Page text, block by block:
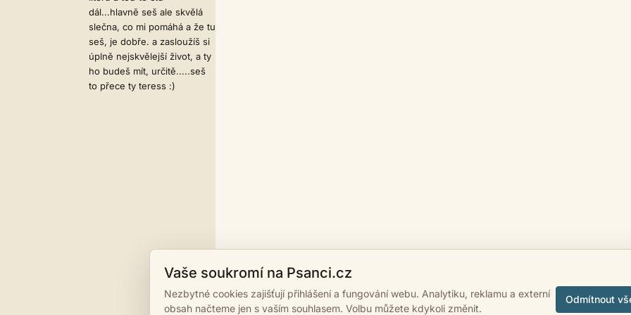
dál...hlavně seš ale skvělá
slečna, co mi pomáhá a že tu
seš, je dobře. a zasloužíš si
úplně nejskvělejší život, a ty
ho budeš mít, určitě.....seš
to přece ty teress :)
Vaše soukromí na Psanci.cz
Nezbytné cookies zajišťují přihlášení a fungování webu. Analytiku, reklamu a externí
obsah načteme jen s vaším souhlasem. Volbu můžete kdykoli změnit.
Odmítnout